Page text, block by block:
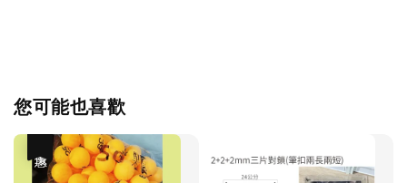
您可能也喜歡